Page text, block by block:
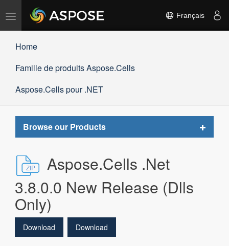
Basculer
Français
Home
Famille de produits Aspose.Cells
Aspose.Cells pour .NET
Browse our Products
Toggle
Aspose.Cells .Net
3.8.0.0 New Release (Dlls
Only)
Download Download